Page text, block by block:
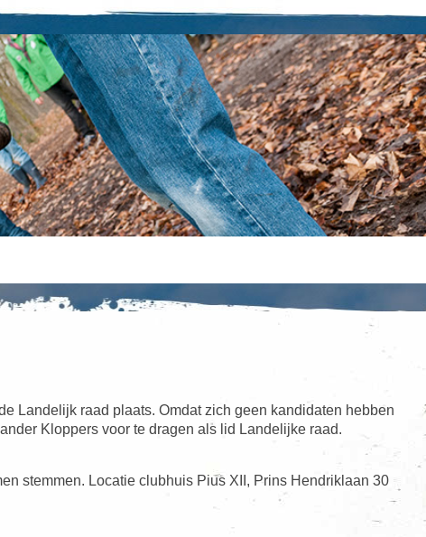
Landelijk raad plaats. Omdat zich geen kandidaten hebben
Kloppers voor te dragen als lid Landelijke raad.
stemmen. Locatie clubhuis Pius XII, Prins Hendriklaan 30